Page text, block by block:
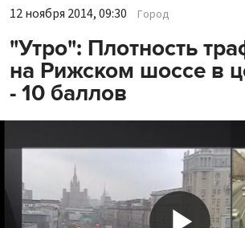
12 ноября 2014, 09:30 Город
"Утро": Плотность
на Рижском шоссе в
- 10 баллов